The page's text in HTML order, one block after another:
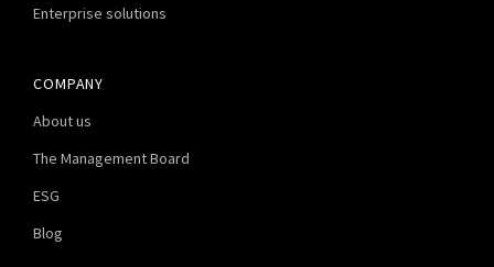
Enterprise solutions
COMPANY
About us
The Management Board
ESG
Blog